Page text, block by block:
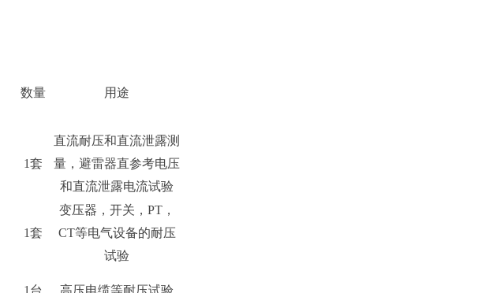
数量
用途
1套
直流耐压和直流泄露测
量，避雷器直参考电压
和直流泄露电流试验
1套
变压器，开关，PT，
CT等电气设备的耐压
试验
1台 高压电缆等耐压试验